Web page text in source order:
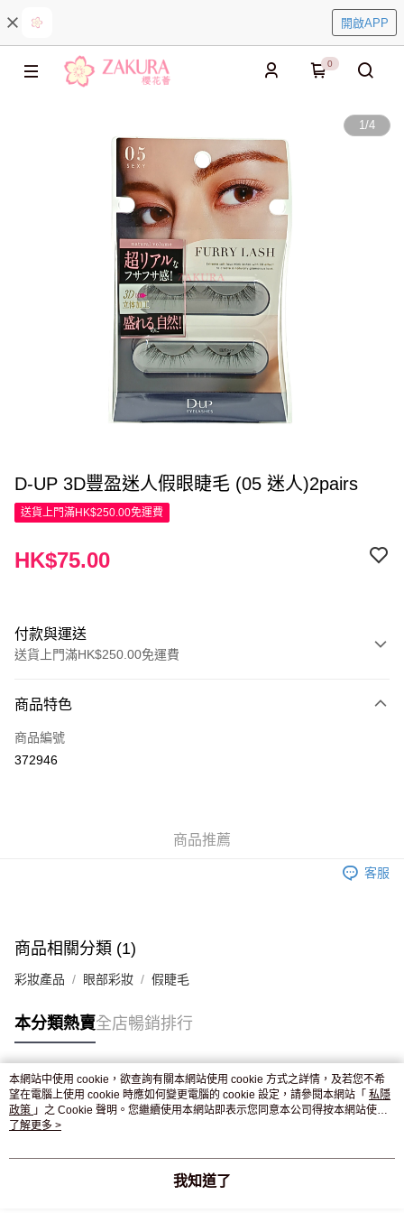
開啟APP
0
1/4
D-UP 3D豐盈迷人假眼睫毛 (05 迷人)2pairs
送貨上門滿HK$250.00免運費
HK$75.00
付款與運送
送貨上門滿HK$250.00免運費
信用卡
Apple Pay
付款後門市自取，訂單確認後2-4個工作天到店，7天內取。逾期後
商品特色
商品編號
372946
商品推薦
客服
商品相關分類 (1)
彩妝產品 眼部彩妝 假睫毛
本分類熱賣全店暢銷排行
熱門標籤
熱銷排行
本網站中使用 cookie，欲查詢有關本網站使用 cookie 方式之詳情，及若您不希
望在電腦上使用 cookie 時應如何變更電腦的 cookie 設定，請參閱本網站「 私隱
政策 」之 Cookie 聲明。您繼續使用本網站即表示您同意本公司得按本網站使用
條款之 Cookie 聲明使用 cookie。
了解更多 >
我知道了